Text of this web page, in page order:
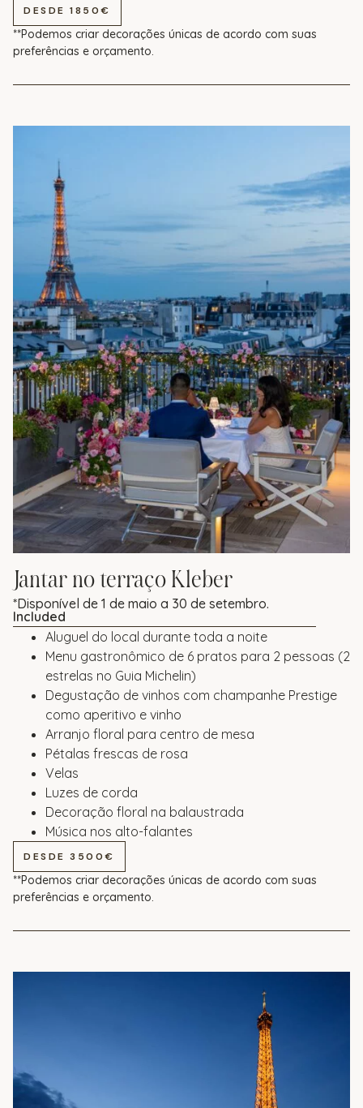
DESDE 1850€
**Podemos criar decorações únicas de acordo com suas
preferências e orçamento.
Jantar no terraço Kleber
*Disponível de 1 de maio a 30 de setembro.
Included
Aluguel do local durante toda a noite
Menu gastronômico de 6 pratos para 2 pessoas (2
estrelas no Guia Michelin)
Degustação de vinhos com champanhe Prestige
como aperitivo e vinho
Arranjo floral para centro de mesa
Pétalas frescas de rosa
Velas
Luzes de corda
Decoração floral na balaustrada
Música nos alto-falantes
DESDE 3500€
**Podemos criar decorações únicas de acordo com suas
preferências e orçamento.